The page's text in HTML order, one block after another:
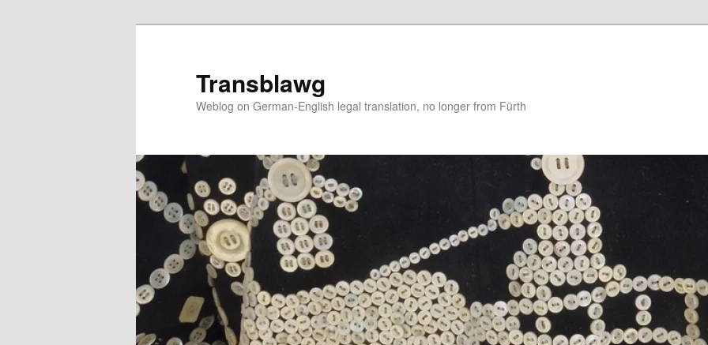
Transblawg
Weblog on German-English legal translation, no longer from Fürth